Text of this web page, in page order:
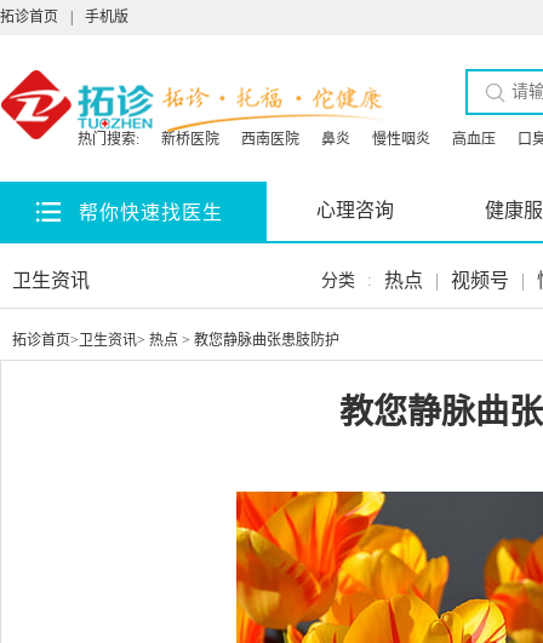
拓诊首页 手机版
热门搜索: 新桥医院 西南医院 鼻炎 慢性咽炎 高血压 口
帮你快速找医生 心理咨询 健康
卫生资讯 分类 : 热点 | 视频号 |
拓诊首页> 卫生资讯> 热点 > 教您静脉曲张患肢防护
教您静脉曲